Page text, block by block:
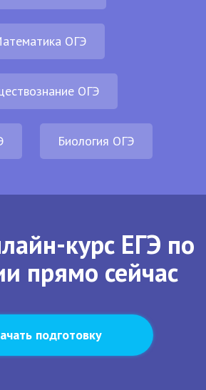
ОГЭ
ОГЭ
Биология ОГЭ
курс ЕГЭ по
прямо сейчас
подготовку